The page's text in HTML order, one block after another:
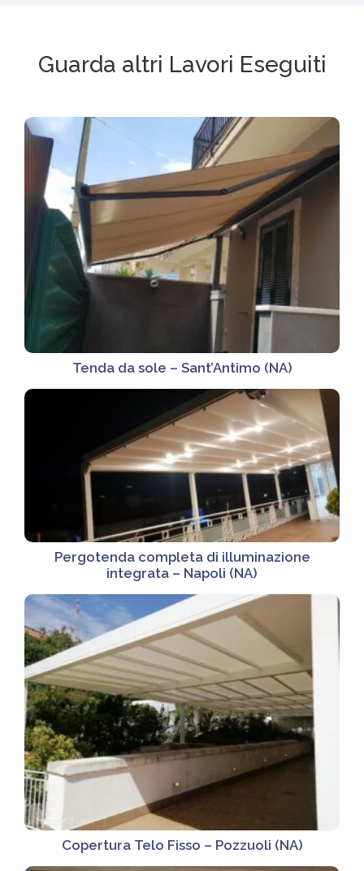
Guarda altri Lavori Eseguiti
Tenda da sole – Sant’Antimo (NA)
Pergotenda completa di illuminazione
integrata – Napoli (NA)
Copertura Telo Fisso – Pozzuoli (NA)